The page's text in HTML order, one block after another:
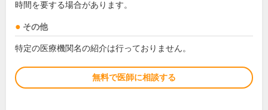
時間を要する場合があります。
その他
特定の医療機関名の紹介は行っておりません。
無料で医師に相談する